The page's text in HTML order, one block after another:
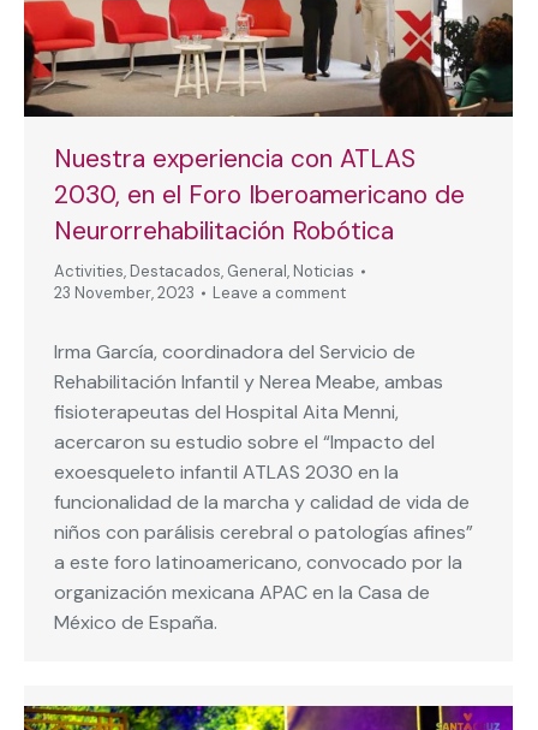
Nuestra experiencia con ATLAS
2030, en el Foro Iberoamericano de
Neurorrehabilitación Robótica
Activities, Destacados, General, Noticias
23 November, 2023
Leave a comment
Irma García, coordinadora del Servicio de
Rehabilitación Infantil y Nerea Meabe, ambas
fisioterapeutas del Hospital Aita Menni,
acercaron su estudio sobre el “Impacto del
exoesqueleto infantil ATLAS 2030 en la
funcionalidad de la marcha y calidad de vida de
niños con parálisis cerebral o patologías afines”
a este foro latinoamericano, convocado por la
organización mexicana APAC en la Casa de
México de España.